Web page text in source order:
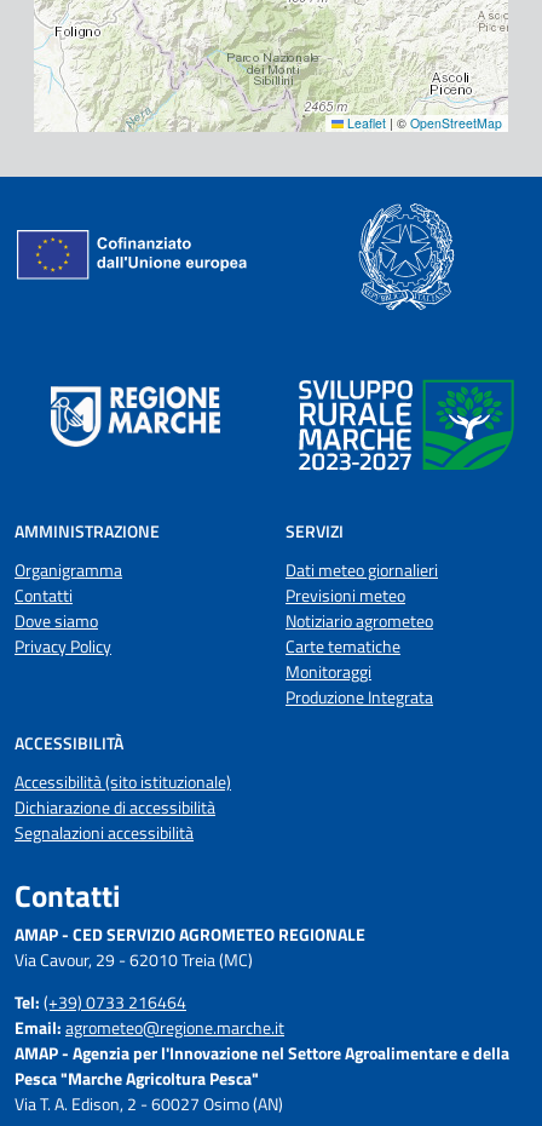
Leaflet | © OpenStreetMap
AMMINISTRAZIONE
Organigramma
Contatti
Dove siamo
Privacy Policy
SERVIZI
Dati meteo giornalieri
Previsioni meteo
Notiziario agrometeo
Carte tematiche
Monitoraggi
Produzione Integrata
ACCESSIBILITÀ
Accessibilità (sito istituzionale)
Dichiarazione di accessibilità
Segnalazioni accessibilità
Contatti
AMAP - CED SERVIZIO AGROMETEO REGIONALE
Via Cavour, 29 - 62010 Treia (MC)
Tel:(+39) 0733 216464
Email:agrometeo@regione.marche.it
AMAP - Agenzia per l'Innovazione nel Settore Agroalimentare e della
Pesca "Marche Agricoltura Pesca"
Via T. A. Edison, 2 - 60027 Osimo (AN)